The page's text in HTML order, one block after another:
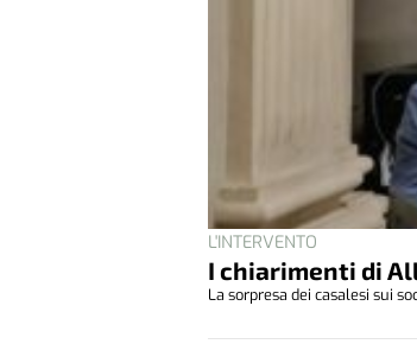
L'INTERVENTO
I chiarimenti di
La sorpresa dei casalesi sui